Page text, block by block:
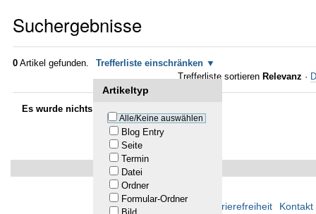
Suchergebnisse
0 Artikel gefunden. Trefferliste einschränken
Artikeltyp
Alle/Keine auswählen
Blog Entry
Seite
Termin
Datei
Ordner
Formular-Ordner
Trefferliste sortieren Relevanz ·
Es wurde nichts gefunden.
Barrierefreiheit Kontakt